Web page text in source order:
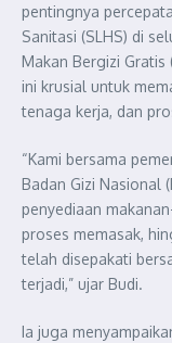
pentingnya
Sanitasi (SLHS) di
Makan Bergizi Gratis
ini krusial untuk
tenaga kerja, dan
“Kami bersama
Badan Gizi Nasional
penyediaan
proses memasak,
telah disepakati
terjadi,” ujar Budi.
Ia juga